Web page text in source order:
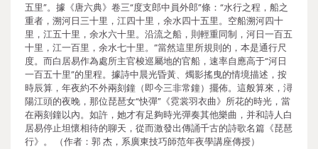
五里”。據《唐六典》卷三“度支郎中員外郎”條：“水行之程，船之
重者，溯河日三十里，江四十里，余水四十五里。空船溯河四十
里，江五十里，余水六十里。沿流之船，則輕重同制，河日一百五
十里，江一百里，余水七十里。”當然這里所規則的，本是通行尺
度。而白居易作為處所主官梭巡屬地的官船，速率自應高于“河日
一百五十里”的里程。據詩中晨光昏黃、燭影搖曳的情境描述，按
時辰算，年夜約不外兩刻鐘（即今三非常鐘）擺佈。這般算來，潯
陽江頭的夜晚，那位琵琶女“快彈”《霓裳羽衣曲》所花的時光，當
在兩刻鐘以內。如許，她才有足夠時光彈奏其他樂曲，并和詩人白
居易停止坦懷相待的聊天，從而激發出傳誦千古的詩歌名篇《琵琶
行》。 （作者：郭 杰，系廣東技巧師范年夜學講座傳授）